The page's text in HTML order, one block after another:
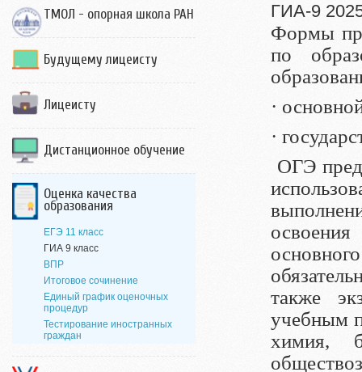
ТМОЛ - опорная школа РАН
Будущему лицеисту
Лицеисту
Дистанционное обучение
Оценка качества
образования
ЕГЭ 11 класс
ГИА 9 класс
ВПР
Итоговое сочинение
Единый график оценочных
процедур
Тестирование иностранных
граждан
ГИА-9
Формы
по
·
·
ОГЭ
также
учебным
химия,